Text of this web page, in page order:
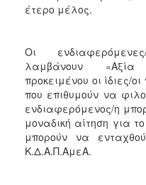
έτερο μέλος.
Οι
λαμβάνουν «Αξία
προκειμένου οι ίδιες/
που επιθυμούν να
ενδιαφερόμενος/η
μοναδική αίτηση για
μπορούν να
Κ.Δ.Α.Π.ΑμεΑ.